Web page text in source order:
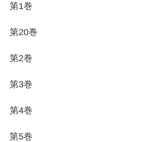
第1巻
第20巻
第2巻
第3巻
第4巻
第5巻